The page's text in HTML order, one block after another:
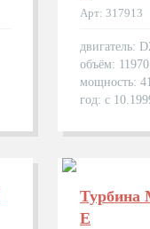
Арт: 317913
двигатель:
объём:
мощность:
год: с
Турбина
E